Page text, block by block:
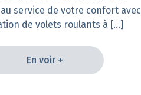
service de votre confort avec
de volets roulants à […]
En voir +